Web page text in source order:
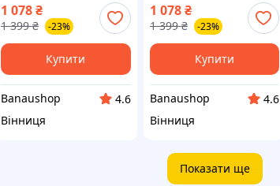
1 078₴
1 399 ₴ -23%
Купити
Banaushop
4.6
Вінниця
1 078 ₴
1 399 ₴ -23%
Купити
Banaushop
4.6
Вінниця
Показати ще